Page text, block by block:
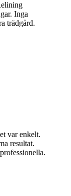
Inga
trädgård.
var enkelt.
resultat.